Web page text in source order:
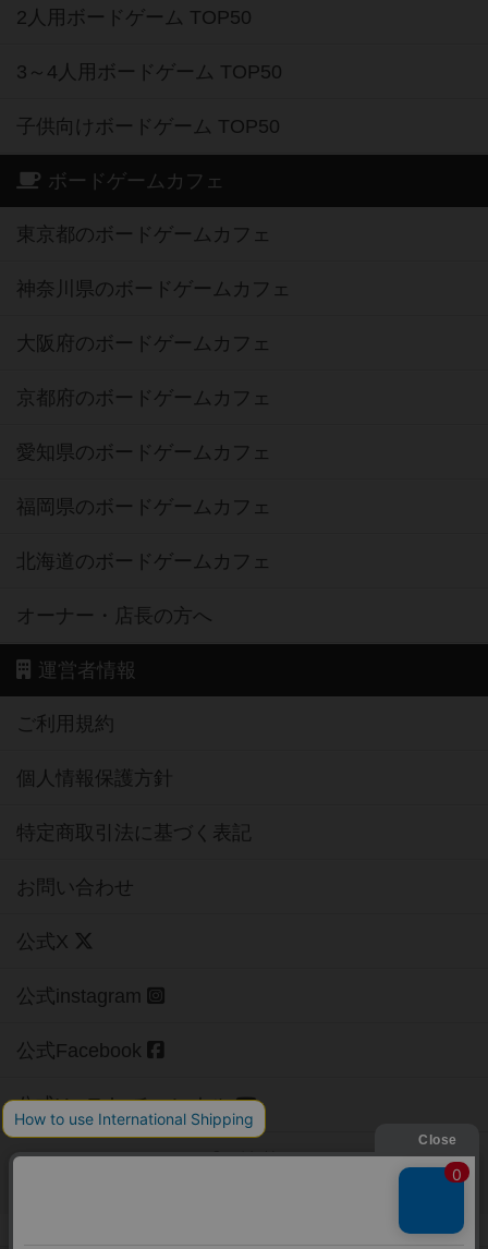
2人用ボードゲーム TOP50
3～4人用ボードゲーム TOP50
子供向けボードゲーム TOP50
ボードゲームカフェ
東京都のボードゲームカフェ
神奈川県のボードゲームカフェ
大阪府のボードゲームカフェ
京都府のボードゲームカフェ
愛知県のボードゲームカフェ
福岡県のボードゲームカフェ
北海道のボードゲームカフェ
オーナー・店長の方へ
運営者情報
ご利用規約
個人情報保護方針
特定商取引法に基づく表記
お問い合わせ
公式X
公式instagram
公式Facebook
公式YouTubeチャンネル
Copyright (c)